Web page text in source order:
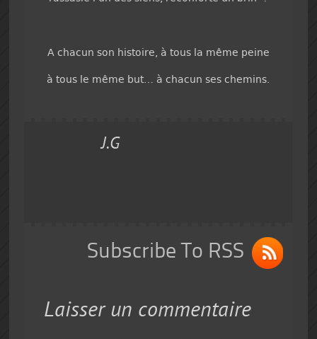
A chacun son histoire, à tous la même peine
à tous le même but… à chacun ses chemins.
J.G
Subscribe To RSS
Laisser un commentaire